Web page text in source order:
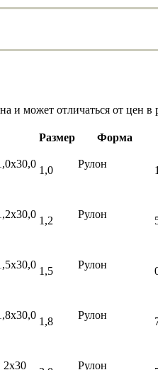
и может отличаться от цен
Размер Форма
1,0
Рулон
1,2
Рулон
1,5
Рулон
1,8
Рулон
Рулон